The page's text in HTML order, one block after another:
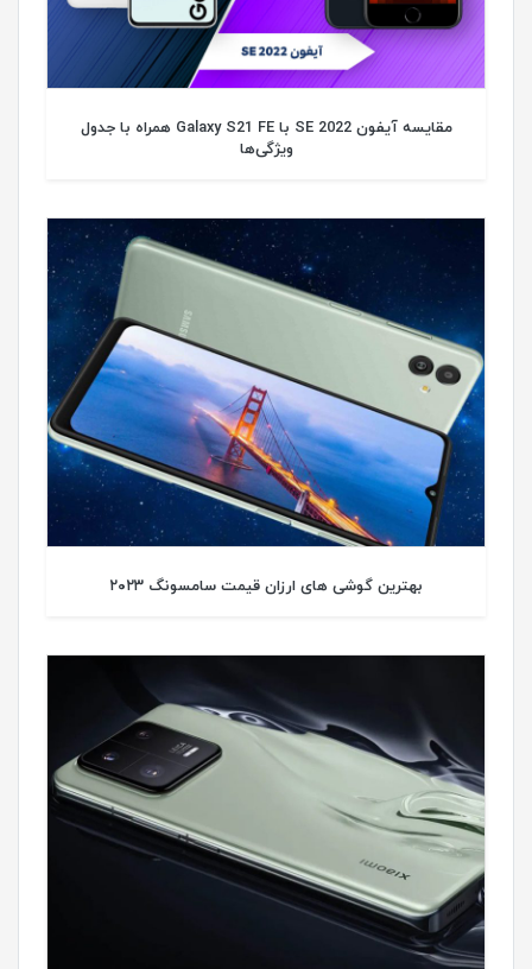
مقایسه آیفون SE 2022 با Galaxy S21 FE همراه با جدول
ویژگی‌ها
بهترین گوشی های ارزان قیمت سامسونگ ۲۰۲۳